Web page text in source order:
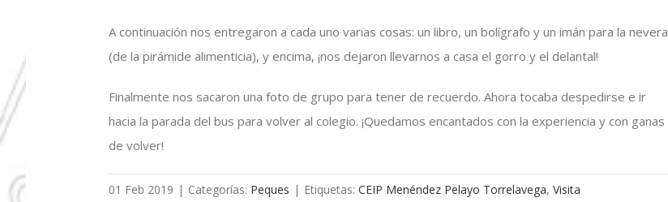
A continuación nos entregaron a cada uno varias cosas: un libro, un bolígrafo y un imán para la nevera
(de la pirámide alimenticia), y encima, ¡nos dejaron llevarnos a casa el gorro y el delantal!
Finalmente nos sacaron una foto de grupo para tener de recuerdo. Ahora tocaba despedirse e ir
hacia la parada del bus para volver al colegio. ¡Quedamos encantados con la experiencia y con ganas
de volver!
01 Feb 2019 | Categorías: Peques | Etiquetas:CEIP Menéndez Pelayo Torrelavega,Visita